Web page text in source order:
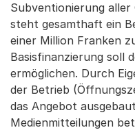
Subventionierung
steht gesamthaft ein
einer Million Franken
Basisfinanzierung soll
ermöglichen. Durch
der Betrieb
das Angebot
Medienmitteilungen